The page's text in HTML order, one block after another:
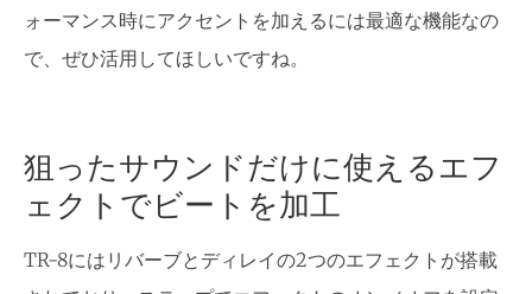
ォーマンス時にアクセントを加えるには最適な機能なの
で、ぜひ活用してほしいですね。
狙ったサウンドだけに使えるエフ
ェクトでビートを加工
TR-8にはリバーブとディレイの2つのエフェクトが搭載